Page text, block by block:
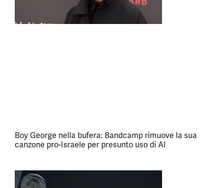
Boy George nella bufera: Bandcamp rimuove la sua
canzone pro-Israele per presunto uso di AI